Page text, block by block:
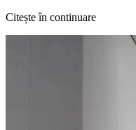
Citește în continuare